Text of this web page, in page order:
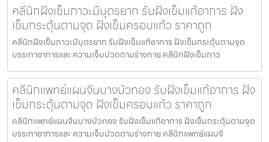
คลีนิกฝังเข็มภาวะมีบุตรยาก รับฝังเข็มแก้อาการ ฝัง
เข็มกระตุ้นตามจุด ฝังเข็มครอบแก้ว ราคาถูก
คลีนิกฝังเข็มภาวะมีบุตรยาก รับฝังเข็มแก้อาการ ฝังเข็มกระตุ้นตามจุด
บรรเทาอาการและ ความเจ็บปวดตามร่างกาย คลีนิกฝังเข็มภาว
คลีนิกแพทย์แผนจีนบางบัวทอง รับฝังเข็มแก้อาการ ฝัง
เข็มกระตุ้นตามจุด ฝังเข็มครอบแก้ว ราคาถูก
คลีนิกแพทย์แผนจีนบางบัวทอง รับฝังเข็มแก้อาการ ฝังเข็มกระตุ้นตามจุด
บรรเทาอาการและ ความเจ็บปวดตามร่างกาย คลีนิกแพทย์แผนจี